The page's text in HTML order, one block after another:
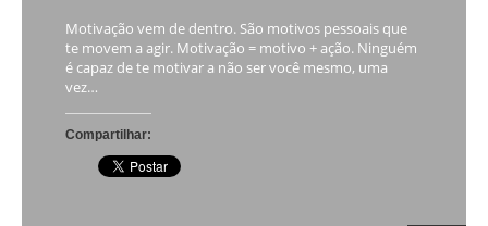
Motivação vem de dentro. São motivos pessoais que
te movem a agir. Motivação = motivo + ação. Ninguém
é capaz de te motivar a não ser você mesmo, uma
vez…
Compartilhar: